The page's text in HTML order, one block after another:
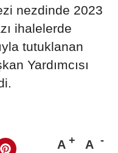
nezdinde 2023
ihalelerde
tutuklanan
Yardımcısı
A A